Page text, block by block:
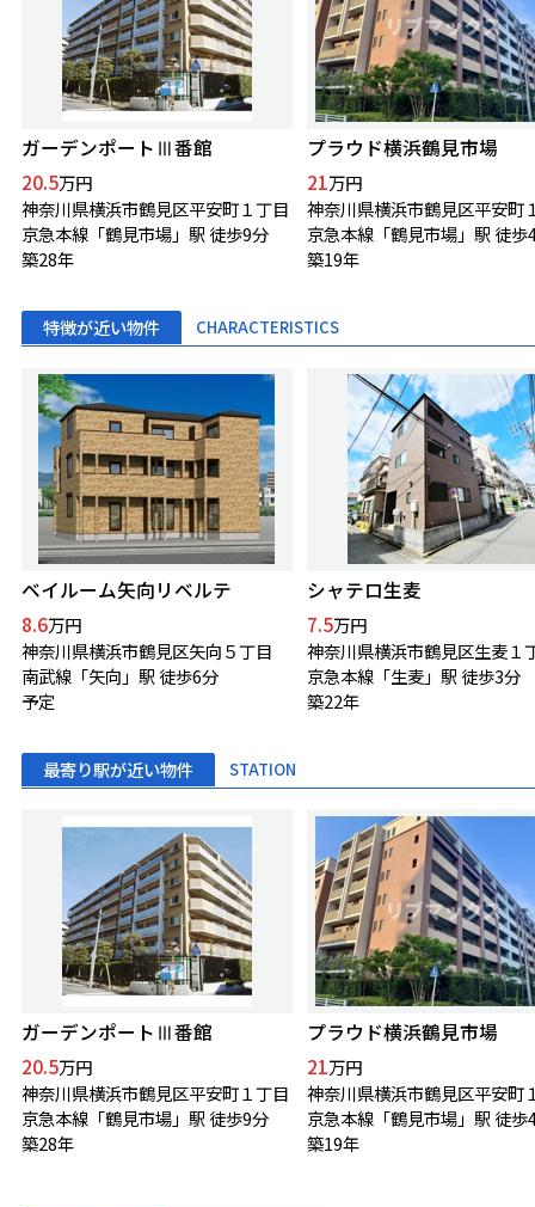
ガーデンポートⅢ番館
20.5万円
神奈川県横浜市鶴見区平安町１丁目
京急本線「鶴見市場」駅 徒歩9分
築28年
プラウド横浜鶴見市場
21万円
神奈川県横浜市鶴見区平安町
京急本線「鶴見市場」駅 徒歩
築19年
特徴が近い物件 CHARACTERISTICS
ベイルーム矢向リベルテ
8.6万円
神奈川県横浜市鶴見区矢向５丁目
南武線「矢向」駅 徒歩6分
予定
シャテロ生麦
7.5万円
神奈川県横浜市鶴見区生麦１
京急本線「生麦」駅 徒歩3分
築22年
最寄り駅が近い物件 STATION
ガーデンポートⅢ番館
20.5万円
神奈川県横浜市鶴見区平安町１丁目
京急本線「鶴見市場」駅 徒歩9分
築28年
プラウド横浜鶴見市場
21万円
神奈川県横浜市鶴見区平安町
京急本線「鶴見市場」駅 徒歩
築19年